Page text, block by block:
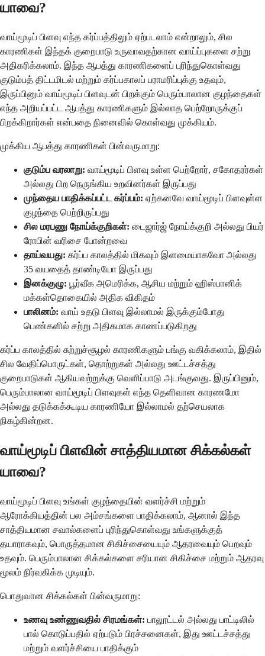
யாவை?
வாய்மூடிப் பிளவு எந்த கர்ப்பத்திலும் ஏற்படலாம் என்றாலும், சில
காரணிகள் இந்தக் குறைபாடு உருவாவதற்கான வாய்ப்புகளை சற்று
அதிகரிக்கலாம். இந்த ஆபத்து காரணிகளைப் புரிந்துகொள்வது
குடும்பத் திட்டமிடல் மற்றும் கர்ப்பகாலப் பராமரிப்புக்கு உதவும்,
இருப்பினும் வாய்மூடிப் பிளவுடன் பிறக்கும் பெரும்பாலான குழந்தைகள்
எந்த அறியப்பட்ட ஆபத்து காரணிகளும் இல்லாத பெற்றோருக்குப்
பிறக்கிறார்கள் என்பதை நினைவில் கொள்வது முக்கியம்.
முக்கிய ஆபத்து காரணிகள் பின்வருமாறு:
குடும்ப வரலாறு: வாய்மூடிப் பிளவு உள்ள பெற்றோர், சகோதரர்கள்
அல்லது பிற நெருங்கிய உறவினர்கள் இருப்பது
முந்தைய பாதிக்கப்பட்ட கர்ப்பம்: ஏற்கனவே வாய்மூடிப் பிளவுள்ள
குழந்தை பெற்றிருப்பது
சில மரபணு நோய்க்குறிகள்: டைஜார்ஜ் நோய்க்குறி அல்லது பியர்
ரோபின் வரிசை போன்றவை
தாய்வயது: கர்ப்ப காலத்தில் மிகவும் இளமையாகவோ அல்லது
35 வயதைத் தாண்டியோ இருப்பது
இனக்குழு: பூர்வீக அமெரிக்க, ஆசிய மற்றும் ஹிஸ்பானிக்
மக்கள்தொகையில் அதிக விகிதம்
பாலினம்: வாய் உதடு பிளவு இல்லாமல் இருக்கும்போது
பெண்களில் சற்று அதிகமாக காணப்படுகிறது
கர்ப்ப காலத்தில் சுற்றுச்சூழல் காரணிகளும் பங்கு வகிக்கலாம், இதில்
சில வேதிப்பொருட்கள், தொற்றுகள் அல்லது ஊட்டச்சத்து
குறைபாடுகள் ஆகியவற்றுக்கு வெளிப்பாடு அடங்குவது. இருப்பினும்,
பெரும்பாலான வாய்மூடிப் பிளவுகள் எந்த தெளிவான காரணமோ
அல்லது தடுக்கக்கூடிய காரணியோ இல்லாமல் தற்செயலாக
நிகழ்கின்றன.
வாய்மூடிப் பிளவின் சாத்தியமான சிக்கல்கள்
யாவை?
வாய்மூடிப் பிளவு உங்கள் குழந்தையின் வளர்ச்சி மற்றும்
ஆரோக்கியத்தின் பல அம்சங்களை பாதிக்கலாம், ஆனால் இந்த
சாத்தியமான சவால்களைப் புரிந்துகொள்வது உங்களுக்குத்
தயாராகவும், பொருத்தமான சிகிச்சையையும் ஆதரவையும் பெறவும்
உதவும். பெரும்பாலான சிக்கல்களை சரியான சிகிச்சை மற்றும் ஆதரவு
மூலம் நிர்வகிக்க முடியும்.
பொதுவான சிக்கல்கள் பின்வருமாறு:
உணவு உண்ணுவதில் சிரமங்கள்: பாலூட்டல் அல்லது பாட்டிலில்
பால் கொடுப்பதில் ஏற்படும் பிரச்சனைகள், இது ஊட்டச்சத்து
மற்றும் வளர்ச்சியை பாதிக்கும்